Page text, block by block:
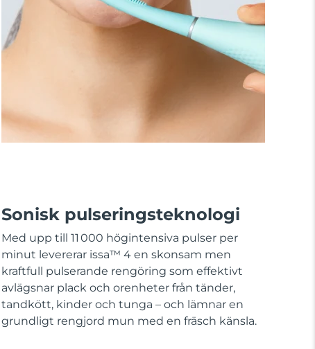
Sonisk pulseringsteknologi
Med upp till 11 000 högintensiva pulser per
minut levererar issa™ 4 en skonsam men
kraftfull pulserande rengöring som effektivt
avlägsnar plack och orenheter från tänder,
tandkött, kinder och tunga – och lämnar en
grundligt rengjord mun med en fräsch känsla.